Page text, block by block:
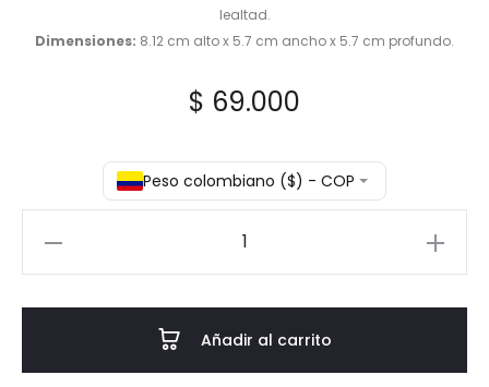
lealtad.
Dimensiones: 8.12 cm alto x 5.7 cm ancho x 5.7 cm profundo.
$ 69.000
Peso colombiano ($) - COP
Añadir al carrito